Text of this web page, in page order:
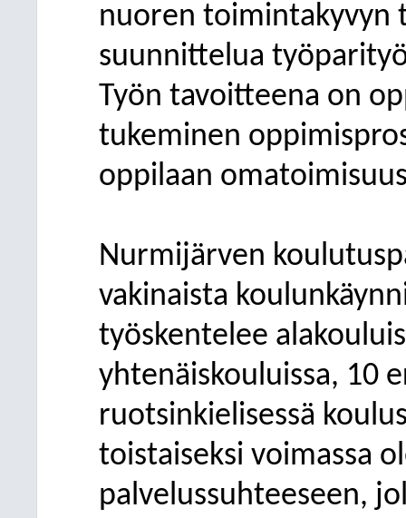
nuoren toimintakyvyn
suunnittelua
Työn tavoitteena on
tukeminen
oppilaan
Nurmijärven
vakinaista
työskentelee
yhtenäiskouluissa, 10
ruotsinkielisessä
toistaiseksi voimassa
palvelussuhteeseen,